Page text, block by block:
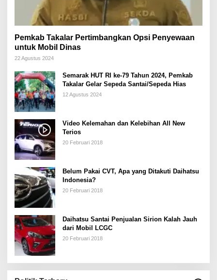
Pemkab Takalar Pertimbangkan Opsi Penyewaan
untuk Mobil Dinas
22 Agustus 2024
Semarak HUT RI ke-79 Tahun 2024, Pemkab
Takalar Gelar Sepeda Santai/Sepeda Hias
12 Agustus 2024
Video Kelemahan dan Kelebihan All New
Terios
20 Februari 2018
Belum Pakai CVT, Apa yang Ditakuti Daihatsu
Indonesia?
20 Februari 2018
Daihatsu Santai Penjualan Sirion Kalah Jauh
dari Mobil LCGC
20 Februari 2018